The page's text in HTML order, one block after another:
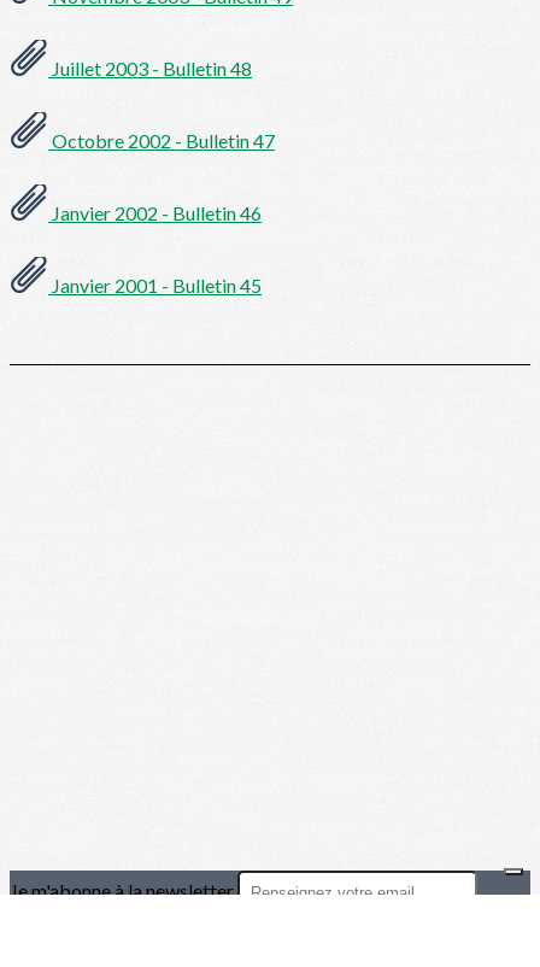
Juillet 2003 - Bulletin 48
Octobre 2002 - Bulletin 47
Janvier 2002 - Bulletin 46
Janvier 2001 - Bulletin 45
Je m'abonne à la newsletter